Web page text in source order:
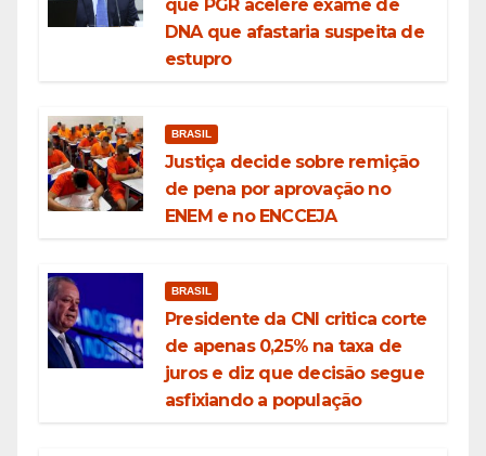
que PGR acelere exame de
DNA que afastaria suspeita de
estupro
BRASIL
Justiça decide sobre remição
de pena por aprovação no
ENEM e no ENCCEJA
BRASIL
Presidente da CNI critica corte
de apenas 0,25% na taxa de
juros e diz que decisão segue
asfixiando a população